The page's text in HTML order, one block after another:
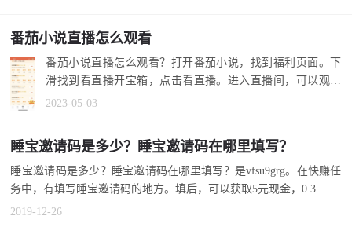
番茄小说直播怎么观看
番茄小说直播怎么观看？打开番茄小说，找到福利页面。下
滑找到看直播开宝箱，点击看直播。进入直播间，可以观看
直播，下滑可...
2023-05-03
睡宝邀请码是多少？睡宝邀请码在哪里填写？
睡宝邀请码是多少？睡宝邀请码在哪里填写？是vfsu9grg。在快赚任
务中，有填写睡宝邀请码的地方。填后，可以获取5元现金，0.3...
2019-12-26